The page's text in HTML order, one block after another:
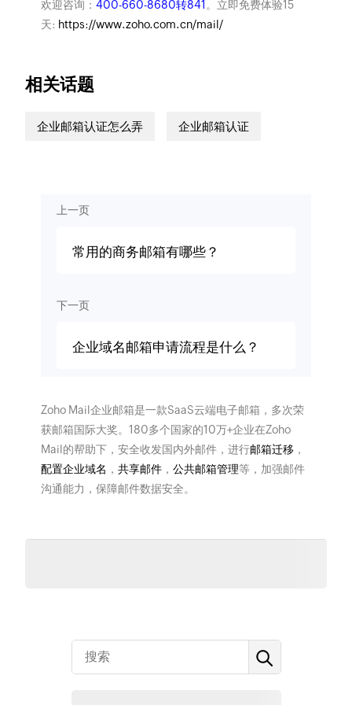
欢迎咨询： 400-660-8680转841 。立即免费体验15
天: https://www.zoho.com.cn/mail/
相关话题
企业邮箱认证怎么弄 企业邮箱认证
上一页
常用的商务邮箱有哪些？
下一页
企业域名邮箱申请流程是什么？
Zoho Mail企业邮箱是一款SaaS云端电子邮箱，多次荣
获邮箱国际大奖。180多个国家的10万+企业在Zoho
Mail的帮助下，安全收发国内外邮件，进行邮箱迁移 ，
配置企业域名 ， 共享邮件， 公共邮箱管理等，加强邮件
沟通能力，保障邮件数据安全。